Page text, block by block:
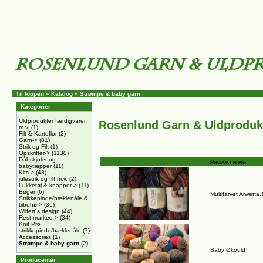
Til toppen » Katalog » Strømpe & baby garn
Kategorier
Uldprodukter færdigvarer
m.v. (1)
Filt & Karteflor(2)
Garn-> (81)
Strik og Filt (1)
Opskrifter-> (1130)
Dåbskjoler og
babytæpper(11)
Kits-> (48)
julestrik og filt m.v. (2)
Lukketøj & knapper-> (11)
Bøger(6)
Strikkepinde/hæklenåle &
tilbehø-> (36)
Wilfert´s design (44)
Rest marked-> (34)
Knit Pro
strikkepinde/hæklenåle (7)
Accessories (1)
Strømpe & baby garn (2)
Producenter
Rosenlund Garn &
Produkt navn-
Multifarvet
Baby Økould